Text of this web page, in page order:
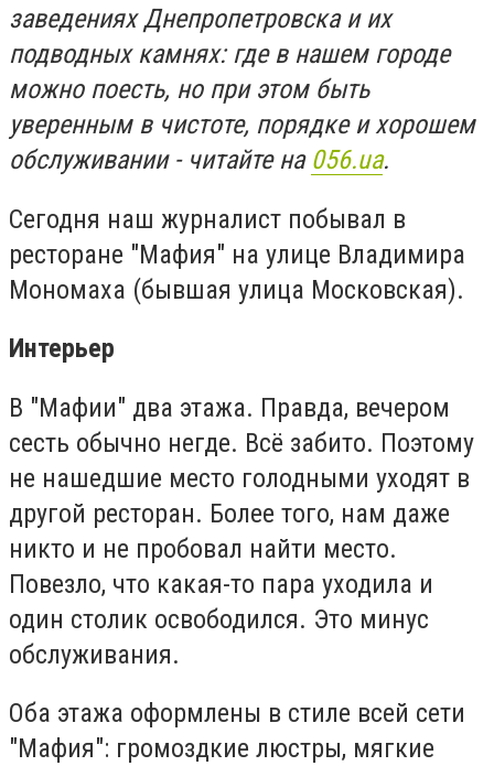
заведениях Днепропетровска и их
подводных камнях: где в нашем городе
можно поесть, но при этом быть
уверенным в чистоте, порядке и хорошем
обслуживании - читайте на 056.ua.
Сегодня наш журналист побывал в
ресторане "Мафия" на улице Владимира
Мономаха (бывшая улица Московская).
Интерьер
В "Мафии" два этажа. Правда, вечером
сесть обычно негде. Всё забито. Поэтому
не нашедшие место голодными уходят в
другой ресторан. Более того, нам даже
никто и не пробовал найти место.
Повезло, что какая-то пара уходила и
один столик освободился. Это минус
обслуживания.
Оба этажа оформлены в стиле всей сети
"Мафия": громоздкие люстры, мягкие